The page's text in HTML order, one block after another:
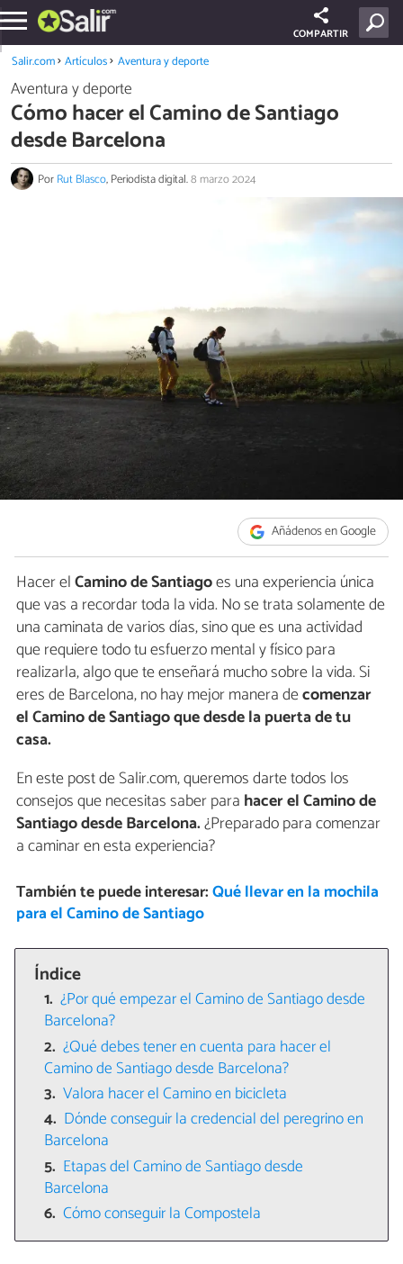
COMPARTIR
Salir.com Artículos Aventura y deporte
Aventura y deporte
Cómo hacer el Camino de Santiago
desde Barcelona
PorRut Blasco, Periodista digital.8 marzo 2024
Añádenos en Google
Hacer elCamino de Santiagoes una experiencia única
que vas a recordar toda la vida. No se trata solamente de
una caminata de varios días, sino que es una actividad
que requiere todo tu esfuerzo mental y físico para
realizarla, algo que te enseñará mucho sobre la vida. Si
eres de Barcelona, no hay mejor manera decomenzar
el Camino de Santiago que desde la puerta de tu
casa.
En este post de Salir.com, queremos darte todos los
consejos que necesitas saber para hacer el Camino de
Santiago desde Barcelona.¿Preparado para comenzar
a caminar en esta experiencia?
También te puede interesar:Qué llevar en la mochila
para el Camino de Santiago
Índice
¿Por qué empezar el Camino de Santiago desde
Barcelona?
¿Qué debes tener en cuenta para hacer el
Camino de Santiago desde Barcelona?
Valora hacer el Camino en bicicleta
Dónde conseguir la credencial del peregrino en
Barcelona
Etapas del Camino de Santiago desde
Barcelona
Cómo conseguir la Compostela